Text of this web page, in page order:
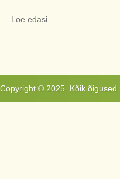
Loe edasi...
Copyright © 2025. Kõik